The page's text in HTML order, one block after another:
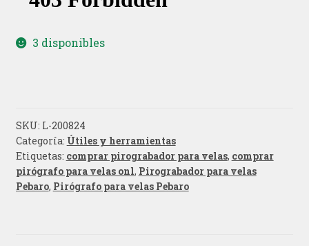
3 disponibles
SKU: L-200824
Categoría: Útiles y herramientas
Etiquetas: comprar pirograbador para velas, comprar
pirógrafo para velas onl, Pirograbador para velas
Pebaro, Pirógrafo para velas Pebaro